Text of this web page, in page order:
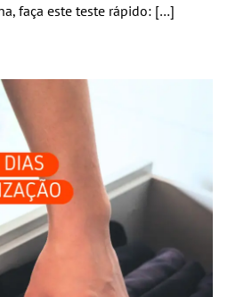
faça este teste rápido: […]